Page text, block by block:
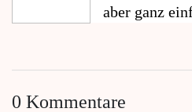
aber ganz
0 Kommentare